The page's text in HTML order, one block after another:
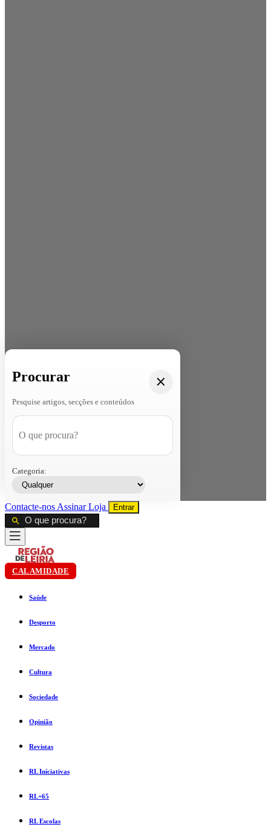
Procurar
Pesquise artigos, secções e conteúdos
Categoria:
Contacte-nos AssinarLoja Entrar
CALAMIDADE
Saúde
Desporto
Mercado
Cultura
Sociedade
Opinião
Revistas
RL Iniciativas
RL+65
RL Escolas